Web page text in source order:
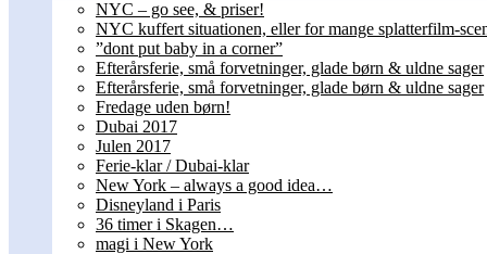
NYC – go see, & priser!
NYC kuffert situationen, eller for mange splatterfilm-
”dont put baby in a corner”
Efterårsferie, små forvetninger, glade børn & uldne sager
Efterårsferie, små forvetninger, glade børn & uldne sager
Fredage uden børn!
Dubai 2017
Julen 2017
Ferie-klar / Dubai-klar
New York – always a good idea…
Disneyland i Paris
36 timer i Skagen…
magi i New York